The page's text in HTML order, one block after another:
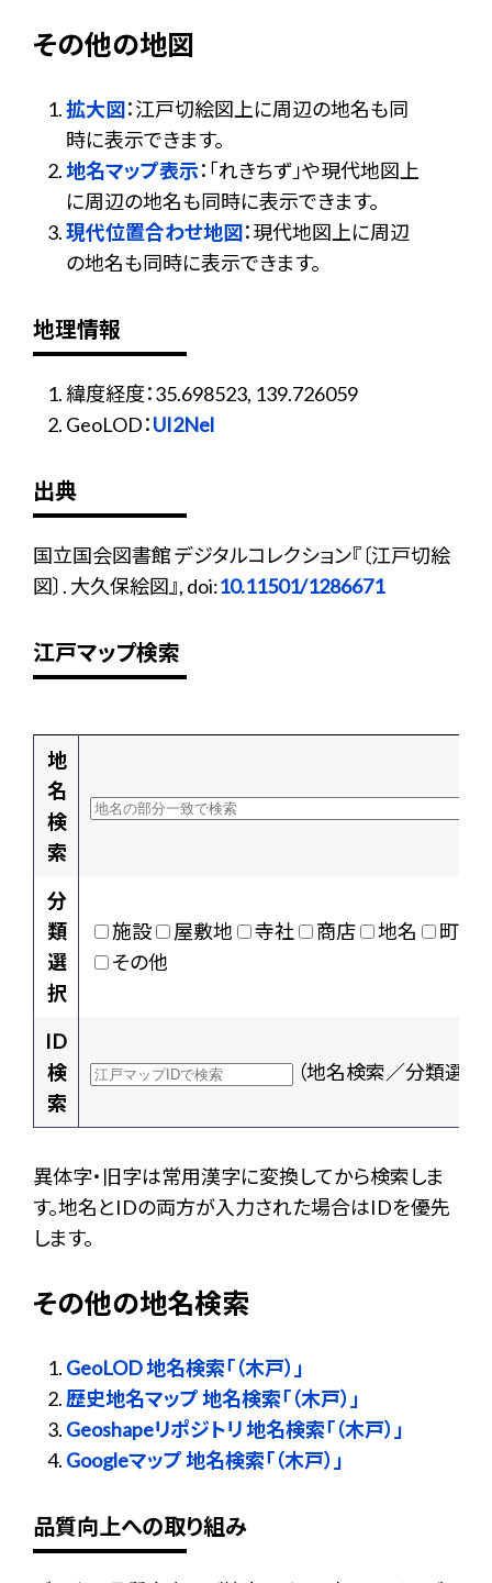
その他の地図
拡大図：江戸切絵図上に周辺の地名も同
時に表示できます。
地名マップ表示：「れきちず」や現代地図上
に周辺の地名も同時に表示できます。
現代位置合わせ地図：現代地図上に周辺
の地名も同時に表示できます。
地理情報
緯度経度：35.698523, 139.726059
GeoLOD：UI2Nel
出典
国立国会図書館 デジタルコレクション『〔江戸切絵
図〕. 大久保絵図』, doi:10.11501/1286671
江戸マップ検索
地
名
検
索
分
類
選
択
施設 屋敷地 寺社 商店 地名
町村
その他
ID
検
索
（地名検索／分類選択
異体字・旧字は常用漢字に変換してから検索しま
す。地名とIDの両方が入力された場合はIDを優先
します。
その他の地名検索
GeoLOD 地名検索「（木戸）」
歴史地名マップ 地名検索「（木戸）」
Geoshapeリポジトリ 地名検索「（木戸）」
Googleマップ 地名検索「（木戸）」
品質向上への取り組み